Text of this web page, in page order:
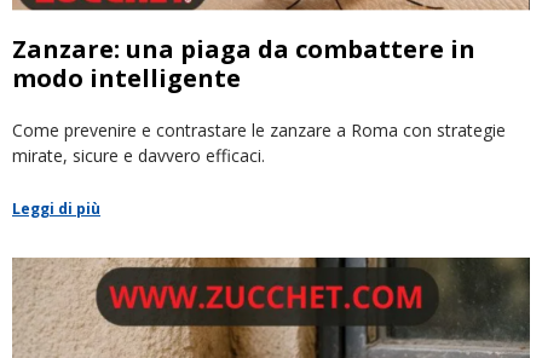
Zanzare: una piaga da combattere in
modo intelligente
Come prevenire e contrastare le zanzare a Roma con strategie
mirate, sicure e davvero efficaci.
Leggi di più